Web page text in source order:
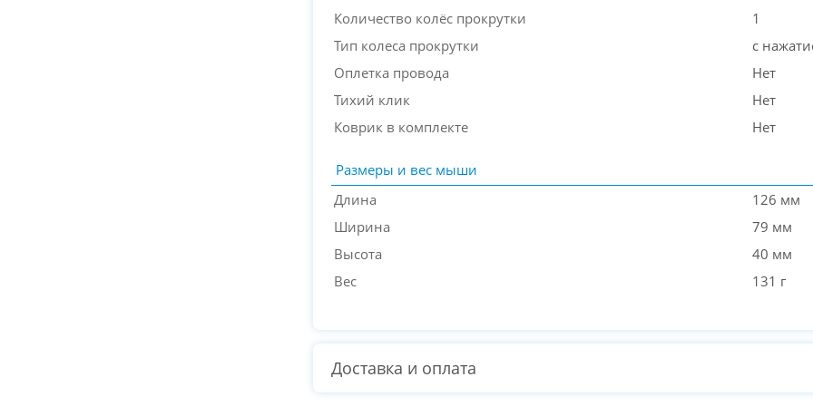
Количество колёс прокрутки
1
Тип колеса прокрутки
с
Оплетка провода
Нет
Тихий клик
Нет
Коврик в комплекте
Нет
Размеры и вес мыши
Длина
126 мм
Ширина
79 мм
Высота
40 мм
Вес
131 г
Доставка и оплата